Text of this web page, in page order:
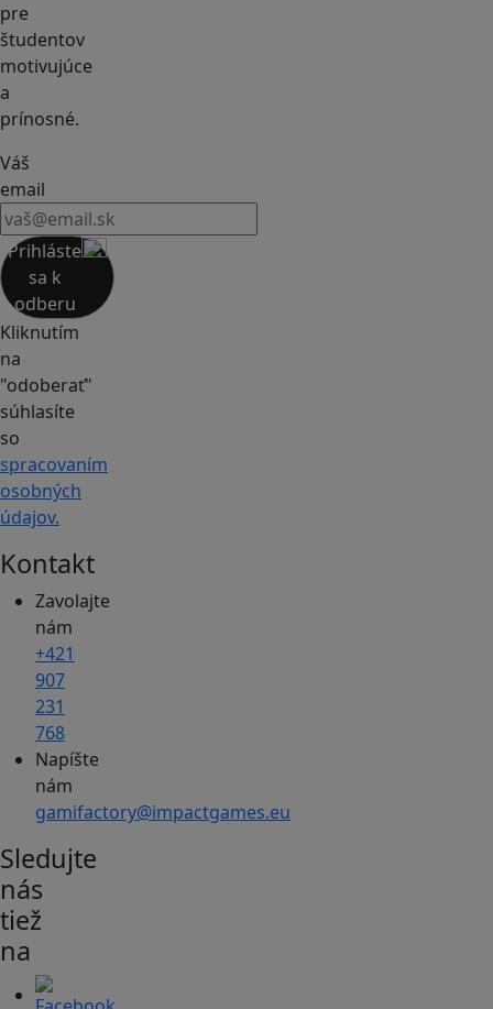
pre
študentov
motivujúce
a
prínosné.
Váš
email
Prihláste
sa k
odberu
Kliknutím
na
"odoberať"
súhlasíte
so
spracovaním
osobných
údajov.
Kontakt
Zavolajte
nám
+421
907
231
768
Napíšte
nám
gamifactory@impactgames.eu
Sledujte
nás
tiež
na